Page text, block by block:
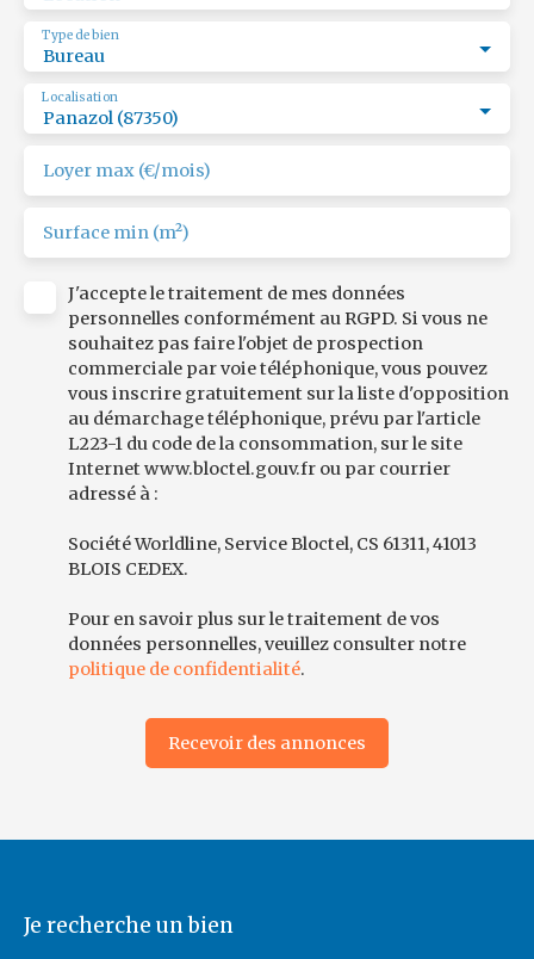
Bureau
Type de bien
Panazol (87350)
Localisation
Loyer max (€/mois)
Surface min (m²)
J'accepte le traitement de mes données
personnelles conformément au RGPD. Si vous ne
souhaitez pas faire l'objet de prospection
commerciale par voie téléphonique, vous pouvez
vous inscrire gratuitement sur la liste d'opposition
au démarchage téléphonique, prévu par l'article
L223-1 du code de la consommation, sur le site
Internet www.bloctel.gouv.fr ou par courrier
adressé à :
Société Worldline, Service Bloctel, CS 61311, 41013
BLOIS CEDEX.
Pour en savoir plus sur le traitement de vos
données personnelles, veuillez consulter notre
politique de confidentialité.
Recevoir des annonces
Je recherche un bien